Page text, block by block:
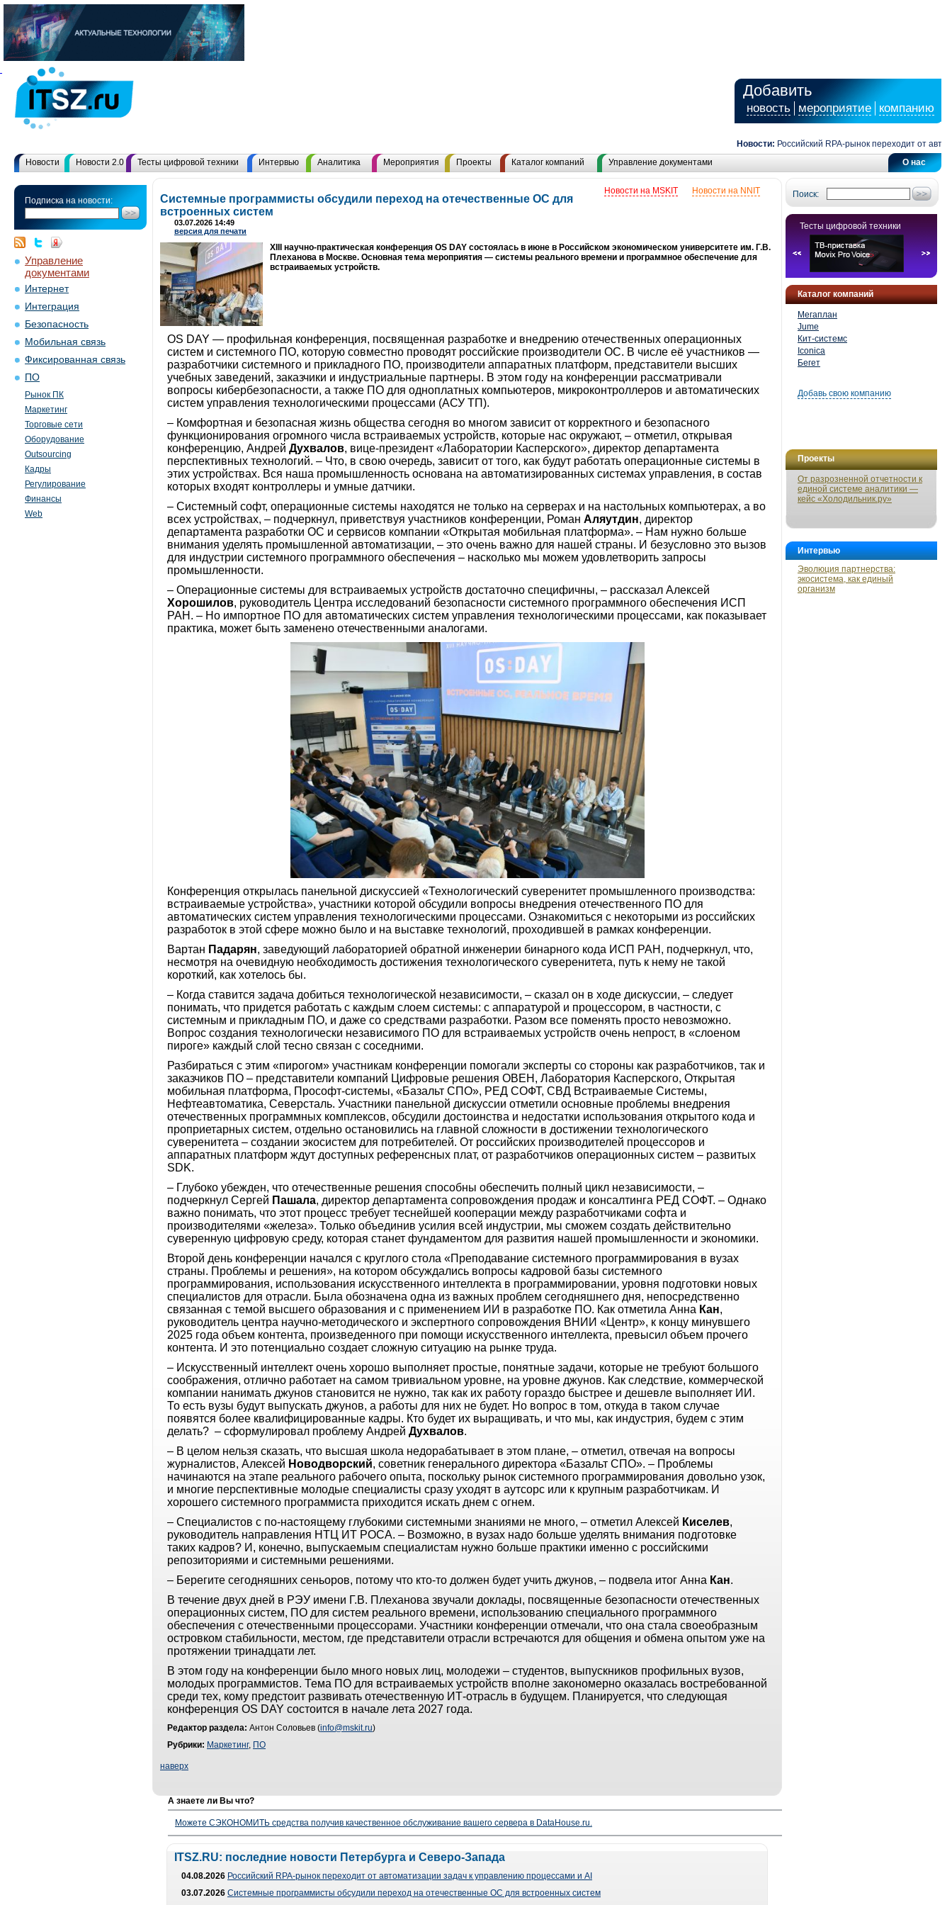
Добавить
новость мероприятие компанию
Новости: Российский RPA-рынок переходит от
О нас
Новости Новости 2.0 Тесты цифровой техники Интервью Аналитика Мероприятия Проекты Каталог компаний Управление документами
Подписка на новости:
Управление
документами
Интернет
Интеграция
Безопасность
Мобильная связь
Фиксированная связь
ПО
Рынок ПК
Маркетинг
Торговые сети
Оборудование
Outsourcing
Кадры
Регулирование
Финансы
Web
Поиск:
Тесты цифровой техники
Каталог компаний
Мегаплан
Jume
Кит-системс
Iconica
Бегет
Добавь свою компанию
Проекты
От разрозненной отчетности к
единой системе аналитики —
кейс «Холодильник.ру»
Интервью
Эволюция партнерства:
экосистема, как единый
организм
Новости на NNIT
Новости на MSKIT
Системные программисты обсудили переход на отечественные ОС для
встроенных систем
03.07.2026 14:49
версия для печати
XIII научно-практическая конференция OS DAY состоялась в июне в Российском экономическом университете им. Г.В.
Плеханова в Москве. Основная тема мероприятия — системы реального времени и программное обеспечение для
встраиваемых устройств.
OS DAY — профильная конференция, посвященная разработке и внедрению отечественных операционных
систем и системного ПО, которую совместно проводят российские производители ОС. В числе её участников —
разработчики системного и прикладного ПО, производители аппаратных платформ, представители высших
учебных заведений, заказчики и индустриальные партнеры. В этом году на конференции рассматривали
вопросы кибербезопасности, а также ПО для одноплатных компьютеров, микроконтроллеров и автоматических
систем управления технологическими процессами (АСУ ТП).
– Комфортная и безопасная жизнь общества сегодня во многом зависит от корректного и безопасного
функционирования огромного числа встраиваемых устройств, которые нас окружают, – отметил, открывая
конференцию, Андрей Духвалов, вице-президент «Лаборатории Касперского», директор департамента
перспективных технологий. – Что, в свою очередь, зависит от того, как будут работать операционные системы в
этих устройствах. Вся наша промышленность основана на автоматизированных системах управления, в состав
которых входят контроллеры и умные датчики.
– Системный софт, операционные системы находятся не только на серверах и на настольных компьютерах, а во
всех устройствах, – подчеркнул, приветствуя участников конференции, Роман Аляутдин, директор
департамента разработки ОС и сервисов компании «Открытая мобильная платформа». – Нам нужно больше
внимания уделять промышленной автоматизации, – это очень важно для нашей страны. И безусловно это вызов
для индустрии системного программного обеспечения – насколько мы можем удовлетворить запросы
промышленности.
– Операционные системы для встраиваемых устройств достаточно специфичны, – рассказал Алексей
Хорошилов, руководитель Центра исследований безопасности системного программного обеспечения ИСП
РАН. – Но импортное ПО для автоматических систем управления технологическими процессами, как показывает
практика, может быть заменено отечественными аналогами.
Конференция открылась панельной дискуссией «Технологический суверенитет промышленного производства:
встраиваемые устройства», участники которой обсудили вопросы внедрения отечественного ПО для
автоматических систем управления технологическими процессами. Ознакомиться с некоторыми из российских
разработок в этой сфере можно было и на выставке технологий, проходившей в рамках конференции.
Вартан Падарян, заведующий лабораторией обратной инженерии бинарного кода ИСП РАН, подчеркнул, что,
несмотря на очевидную необходимость достижения технологического суверенитета, путь к нему не такой
короткий, как хотелось бы.
– Когда ставится задача добиться технологической независимости, – сказал он в ходе дискуссии, – следует
понимать, что придется работать с каждым слоем системы: с аппаратурой и процессором, в частности, с
системным и прикладным ПО, и даже со средствами разработки. Разом все поменять просто невозможно.
Вопрос создания технологически независимого ПО для встраиваемых устройств очень непрост, в «слоеном
пироге» каждый слой тесно связан с соседними.
Разбираться с этим «пирогом» участникам конференции помогали эксперты со стороны как разработчиков, так и
заказчиков ПО – представители компаний Цифровые решения ОВЕН, Лаборатория Касперского, Открытая
мобильная платформа, Прософт-системы, «Базальт СПО», РЕД СОФТ, СВД Встраиваемые Системы,
Нефтеавтоматика, Северсталь. Участники панельной дискуссии отметили основные проблемы внедрения
отечественных программных комплексов, обсудили достоинства и недостатки использования открытого кода и
проприетарных систем, отдельно остановились на главной сложности в достижении технологического
суверенитета – создании экосистем для потребителей. От российских производителей процессоров и
аппаратных платформ ждут доступных референсных плат, от разработчиков операционных систем – развитых
SDK.
– Глубоко убежден, что отечественные решения способны обеспечить полный цикл независимости, –
подчеркнул Сергей Пашала, директор департамента сопровождения продаж и консалтинга РЕД СОФТ. – Однако
важно понимать, что этот процесс требует теснейшей кооперации между разработчиками софта и
производителями «железа». Только объединив усилия всей индустрии, мы сможем создать действительно
суверенную цифровую среду, которая станет фундаментом для развития нашей промышленности и экономики.
Второй день конференции начался с круглого стола «Преподавание системного программирования в вузах
страны. Проблемы и решения», на котором обсуждались вопросы кадровой базы системного
программирования, использования искусственного интеллекта в программировании, уровня подготовки новых
специалистов для отрасли. Была обозначена одна из важных проблем сегодняшнего дня, непосредственно
связанная с темой высшего образования и с применением ИИ в разработке ПО. Как отметила Анна Кан,
руководитель центра научно-методического и экспертного сопровождения ВНИИ «Центр», к концу минувшего
2025 года объем контента, произведенного при помощи искусственного интеллекта, превысил объем прочего
контента. И это потенциально создает сложную ситуацию на рынке труда.
– Искусственный интеллект очень хорошо выполняет простые, понятные задачи, которые не требуют большого
соображения, отлично работает на самом тривиальном уровне, на уровне джунов. Как следствие, коммерческой
компании нанимать джунов становится не нужно, так как их работу гораздо быстрее и дешевле выполняет ИИ.
То есть вузы будут выпускать джунов, а работы для них не будет. Но вопрос в том, откуда в таком случае
появятся более квалифицированные кадры. Кто будет их выращивать, и что мы, как индустрия, будем с этим
делать? – сформулировал проблему Андрей Духвалов.
– В целом нельзя сказать, что высшая школа недорабатывает в этом плане, – отметил, отвечая на вопросы
журналистов, Алексей Новодворский, советник генерального директора «Базальт СПО». – Проблемы
начинаются на этапе реального рабочего опыта, поскольку рынок системного программирования довольно узок,
и многие перспективные молодые специалисты сразу уходят в аутсорс или к крупным разработчикам. И
хорошего системного программиста приходится искать днем с огнем.
– Специалистов с по-настоящему глубокими системными знаниями не много, – отметил Алексей Киселев,
руководитель направления НТЦ ИТ РОСА. – Возможно, в вузах надо больше уделять внимания подготовке
таких кадров? И, конечно, выпускаемым специалистам нужно больше практики именно с российскими
репозиториями и системными решениями.
– Берегите сегодняшних сеньоров, потому что кто-то должен будет учить джунов, – подвела итог Анна Кан.
В течение двух дней в РЭУ имени Г.В. Плеханова звучали доклады, посвященные безопасности отечественных
операционных систем, ПО для систем реального времени, использованию специального программного
обеспечения с отечественными процессорами. Участники конференции отмечали, что она стала своеобразным
островком стабильности, местом, где представители отрасли встречаются для общения и обмена опытом уже на
протяжении тринадцати лет.
В этом году на конференции было много новых лиц, молодежи – студентов, выпускников профильных вузов,
молодых программистов. Тема ПО для встраиваемых устройств вполне закономерно оказалась востребованной
среди тех, кому предстоит развивать отечественную ИТ-отрасль в будущем. Планируется, что следующая
конференция OS DAY состоится в начале лета 2027 года.
Редактор раздела: Антон Соловьев (info@mskit.ru)
Рубрики: Маркетинг, ПО
наверх
А знаете ли Вы что?
Можете СЭКОНОМИТЬ средства получив качественное обслуживание вашего сервера в DataHouse.ru.
ITSZ.RU: последние новости Петербурга и Северо-Запада
04.08.2026 Российский RPA-рынок переходит от автоматизации задач к управлению процессами и AI
03.07.2026 Системные программисты обсудили переход на отечественные ОС для встроенных систем